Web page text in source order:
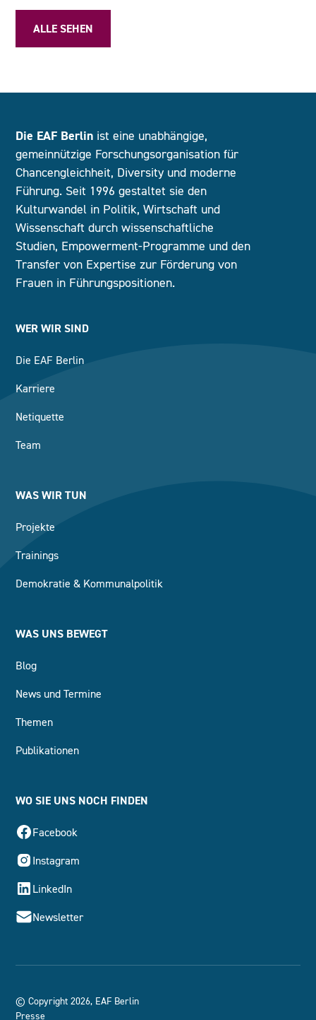
ALLE SEHEN
Die EAF Berlin ist eine unabhängige,
gemeinnützige Forschungsorganisation für
Chancengleichheit, Diversity und moderne
Führung. Seit 1996 gestaltet sie den
Kulturwandel in Politik, Wirtschaft und
Wissenschaft durch wissenschaftliche
Studien, Empowerment-Programme und den
Transfer von Expertise zur Förderung von
Frauen in Führungspositionen.
WER WIR SIND
Die EAF Berlin
Karriere
Netiquette
Team
WAS WIR TUN
Projekte
Trainings
Demokratie & Kommunalpolitik
WAS UNS BEWEGT
Blog
News und Termine
Themen
Publikationen
WO SIE UNS NOCH FINDEN
Facebook
Instagram
LinkedIn
Newsletter
© Copyright 2026, EAF Berlin
Presse